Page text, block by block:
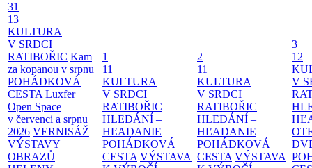
31
13
KULTURA
V SRDCI
RATIBOŘIC Kam
za kopanou v srpnu
POHÁDKOVÁ
CESTA Luxfer
Open Space
v červenci a srpnu
2026 VERNISÁŽ
VÝSTAVY
OBRAZŮ
1
11
KULTURA
V SRDCI
RATIBOŘIC
HLEDÁNÍ –
HĽADANIE
POHÁDKOVÁ
CESTA VÝSTAVA
2
11
KULTURA
V SRDCI
RATIBOŘIC
HLEDÁNÍ –
HĽADANIE
POHÁDKOVÁ
CESTA VÝSTAVA
3
12
V